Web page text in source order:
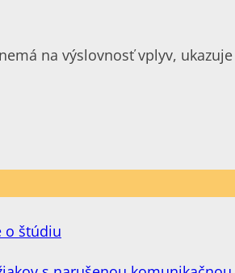
na výslovnosť vplyv,
o štúdiu